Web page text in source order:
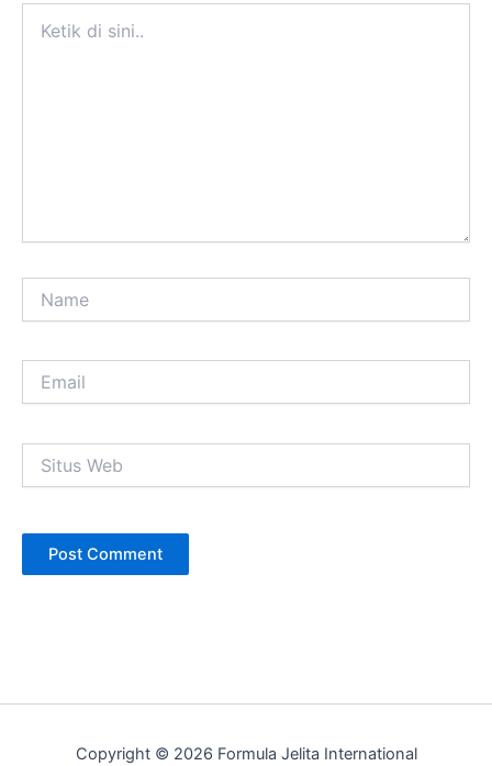
Web
Copyright © 2026 Formula Jelita International